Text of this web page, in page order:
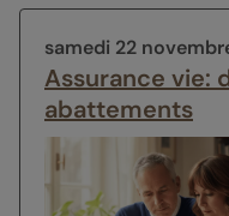
samedi 22
Assurance vie:
abattements